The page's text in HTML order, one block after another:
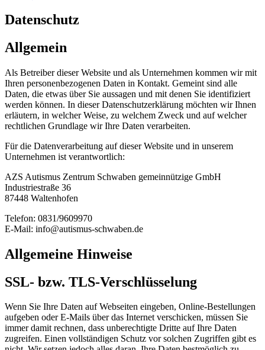
Datenschutz
Allgemein
Als Betreiber dieser Website und als Unternehmen kommen wir mit
Ihren personenbezogenen Daten in Kontakt. Gemeint sind alle
Daten, die etwas über Sie aussagen und mit denen Sie identifiziert
werden können. In dieser Datenschutzerklärung möchten wir Ihnen
erläutern, in welcher Weise, zu welchem Zweck und auf welcher
rechtlichen Grundlage wir Ihre Daten verarbeiten.
Für die Datenverarbeitung auf dieser Website und in unserem
Unternehmen ist verantwortlich:
AZS Autismus Zentrum Schwaben gemeinnützige GmbH
Industriestraße 36
87448 Waltenhofen
Telefon: 0831/9609970
E-Mail: info@autismus-schwaben.de
Allgemeine Hinweise
SSL- bzw. TLS-Verschlüsselung
Wenn Sie Ihre Daten auf Webseiten eingeben, Online-Bestellungen
aufgeben oder E-Mails über das Internet verschicken, müssen Sie
immer damit rechnen, dass unberechtigte Dritte auf Ihre Daten
zugreifen. Einen vollständigen Schutz vor solchen Zugriffen gibt es